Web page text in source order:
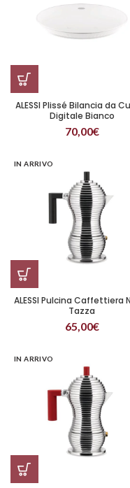
ALESSI Plissé Bilancia da
Digitale Bianco
70,00€
IN ARRIVO
ALESSI Pulcina Caffettiera
Tazza
65,00€
IN ARRIVO